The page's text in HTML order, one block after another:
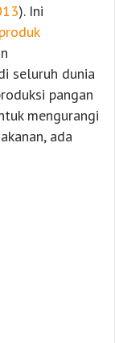
). Ini
produk
seluruh dunia
pangan
mengurangi
ada